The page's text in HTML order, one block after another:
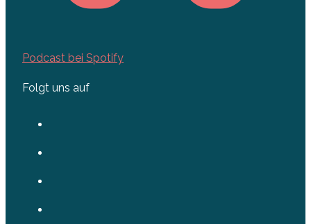
Podcast bei Spotify
Folgt uns auf